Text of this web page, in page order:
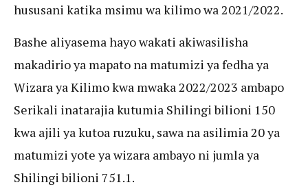
hususani katika msimu wa kilimo wa 2021/2022.
Bashe aliyasema hayo wakati akiwasilisha
makadirio ya mapato na matumizi ya fedha ya
Wizara ya Kilimo kwa mwaka 2022/2023 ambapo
Serikali inatarajia kutumia Shilingi bilioni 150
kwa ajili ya kutoa ruzuku, sawa na asilimia 20 ya
matumizi yote ya wizara ambayo ni jumla ya
Shilingi bilioni 751.1.